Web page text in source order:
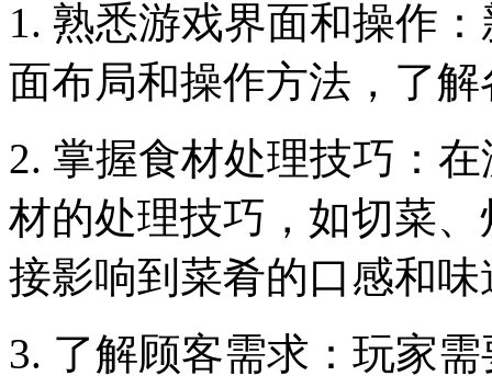
1. 熟悉游戏界面和操作
面布局和操作方法，了
2. 掌握食材处理技巧：
材的处理技巧，如切菜
接影响到菜肴的口感和味
3. 了解顾客需求：玩家